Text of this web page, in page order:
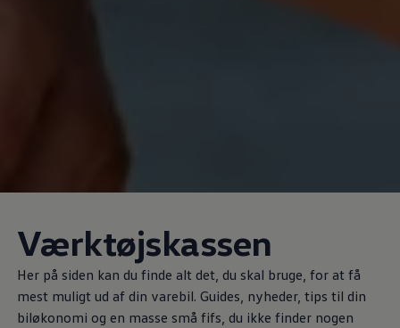
Værktøjskassen
Her på siden kan du finde alt det, du skal bruge, for at få
mest muligt ud af din varebil. Guides, nyheder, tips til din
biløkonomi og en masse små fifs, du ikke finder nogen